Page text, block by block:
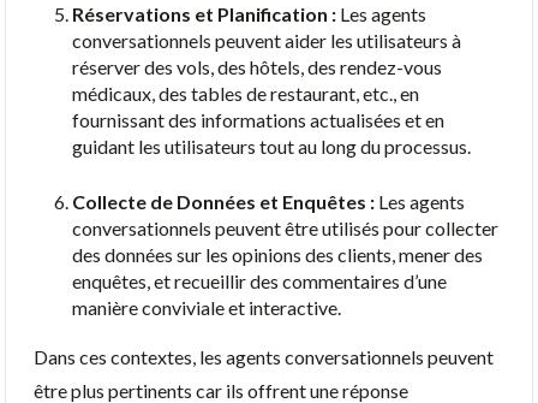
Réservations et Planification : Les agents
conversationnels peuvent aider les utilisateurs à
réserver des vols, des hôtels, des rendez-vous
médicaux, des tables de restaurant, etc., en
fournissant des informations actualisées et en
guidant les utilisateurs tout au long du processus.
Collecte de Données et Enquêtes : Les agents
conversationnels peuvent être utilisés pour collecter
des données sur les opinions des clients, mener des
enquêtes, et recueillir des commentaires d’une
manière conviviale et interactive.
Dans ces contextes, les agents conversationnels peuvent
être plus pertinents car ils offrent une réponse